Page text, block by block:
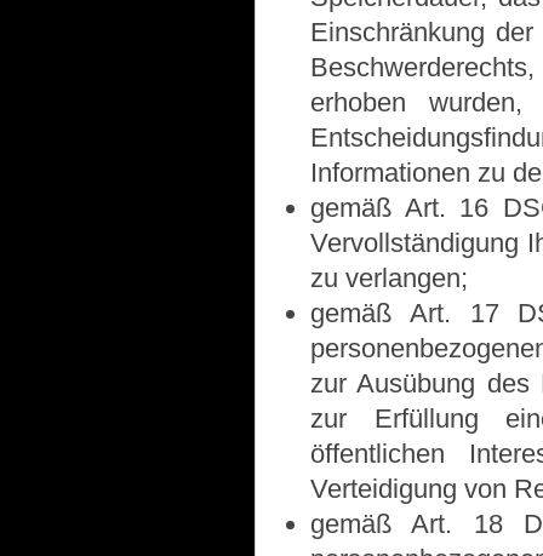
Einschränkung
erhoben
Informationen zu
gemäß Art. 16
Vervollständigung
zu verlangen;
gemäß Art. 17
zur Ausübung des
zur Erfüllung
öffentlichen
Verteidigung von
gemäß Art. 18